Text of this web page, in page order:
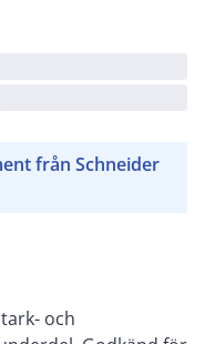
från Schneider
och